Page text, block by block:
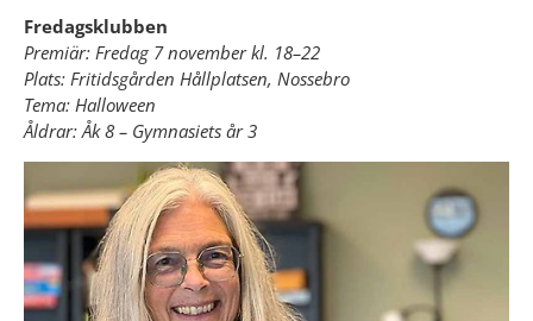
Fredagsklubben
Premiär: Fredag 7 november kl. 18–22
Plats: Fritidsgården Hållplatsen, Nossebro
Tema: Halloween
Åldrar: Åk 8 – Gymnasiets år 3